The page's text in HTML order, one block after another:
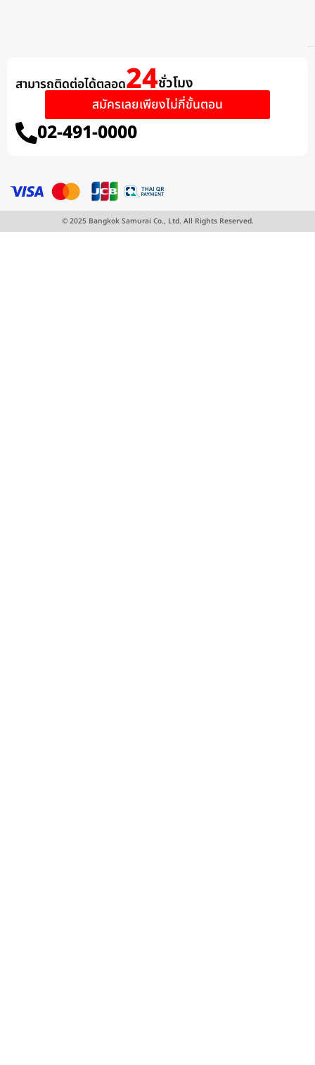
สมัครผ่านไลน์ สมัครด้วยตนเอง
สามารถติดต่อได้ตลอด​24ชั่วโมง
02-491-0000
สมัครเลยเพียงไม่กี่ขั้นตอน
© 2025 Bangkok Samurai Co., Ltd. All Rights Reserved.